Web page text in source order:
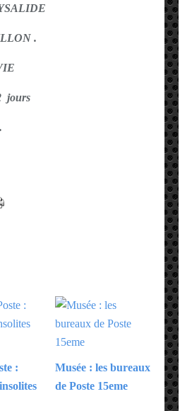
.
jours
:
Musée : les bureaux
de Poste 15eme